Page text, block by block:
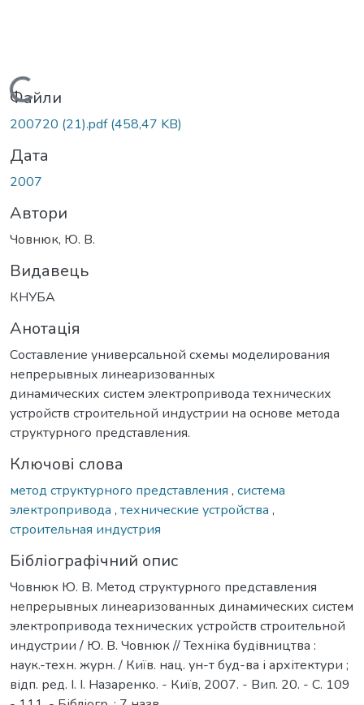
Вантажиться...
Файли
200720 (21).pdf(458,47 KB)
Дата
2007
Автори
Човнюк, Ю. В.
Видавець
КНУБА
Анотація
Составление универсальной схемы моделирования
непрерывных линеаризованных
динамических систем электропривода технических
устройств строительной индустрии на основе метода
структурного представления.
Ключові слова
метод структурного представления , система
электропривода , технические устройства ,
строительная индустрия
Бібліографічний опис
Човнюк Ю. В. Метод структурного представления
непрерывных линеаризованных динамических систем
электропривода технических устройств строительной
индустрии / Ю. В. Човнюк // Техніка будівництва :
наук.-техн. журн. / Київ. нац. ун-т буд-ва і архітектури ;
відп. ред. І. І. Назаренко. - Київ, 2007. - Вип. 20. - С. 109